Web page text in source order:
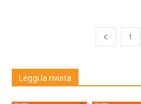
1
Leggi la rivista